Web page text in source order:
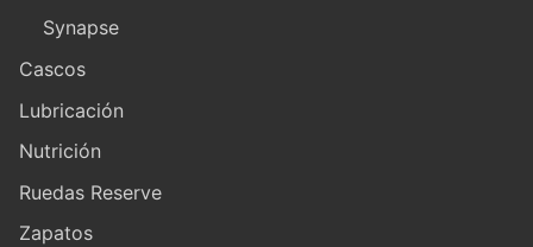
Synapse
Cascos
Lubricación
Nutrición
Ruedas Reserve
Zapatos